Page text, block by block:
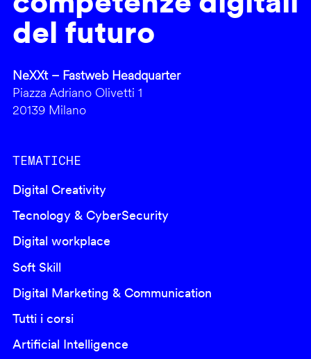
del futuro
NeXXt – Fastweb Headquarter
Piazza Adriano Olivetti 1
20139 Milano
TEMATICHE
Digital Creativity
Tecnology & CyberSecurity
Digital workplace
Soft Skill
Digital Marketing & Communication
Tutti i corsi
Artificial Intelligence